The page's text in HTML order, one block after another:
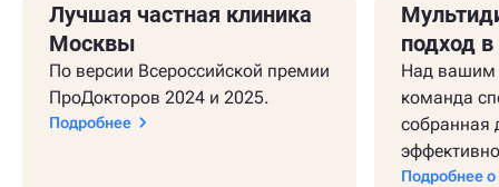
Лучшая частная клиника
Москвы
По версии Всероссийской премии
ПроДокторов 2024 и 2025.
Подробнее
подход
Над вашим
команда
собранная
Подробнее о